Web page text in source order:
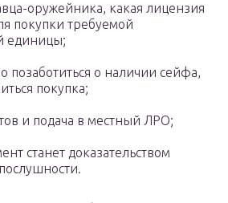
оружейника, какая лицензия
покупки требуемой
единицы;
позаботиться о наличии сейфа,
покупка;
и подача в местный ЛРО;
станет доказательством